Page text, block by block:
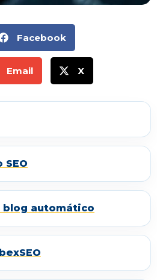
Facebook
Email X
blog automático